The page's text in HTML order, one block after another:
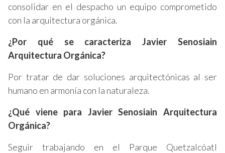
consolidar en el despacho un equipo comprometido
con la arquitectura orgánica.
¿Por qué se caracteriza Javier Senosiain
Arquitectura Orgánica?
Por tratar de dar soluciones arquitectónicas al ser
humano en armonía con la naturaleza.
¿Qué viene para Javier Senosiain Arquitectura
Orgánica?
Seguir trabajando en el Parque Quetzalcóatl